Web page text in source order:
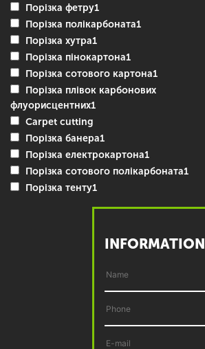
Порізка фетру1
Порізка полікарбоната1
Порізка хутра1
Порізка пінокартона1
Порізка сотового картона1
Порізка плівок карбонових
флуорисцентних1
Carpet cutting
Порізка банера1
Порізка електрокартона1
Порізка сотового полікарбоната1
Порізка тенту1
INFORMATION